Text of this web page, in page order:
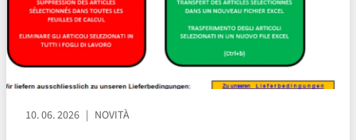
10. 06. 2026 NOVITÀ